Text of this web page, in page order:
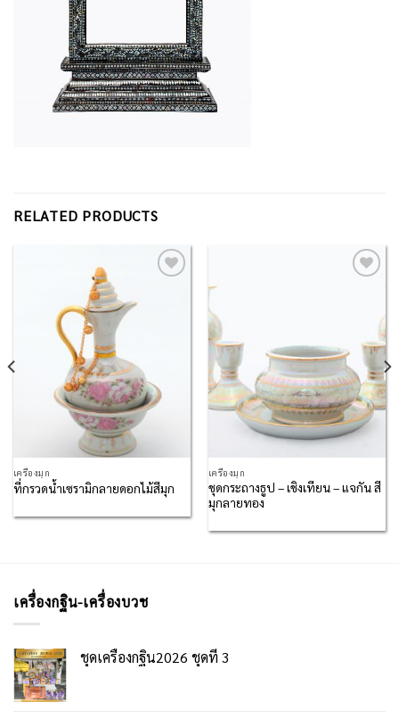
RELATED PRODUCTS
เครื่องมุก
ที่กรวดน้ำเซรามิกลายดอกไม้สีมุก
เครื่องมุก
ชุดกระถางธูป – เชิงเทียน – แจกัน สี
มุกลายทอง
เครื่องกฐิน-เครื่องบวช
ชุดเครื่องกฐิน2026 ชุดที่ 3